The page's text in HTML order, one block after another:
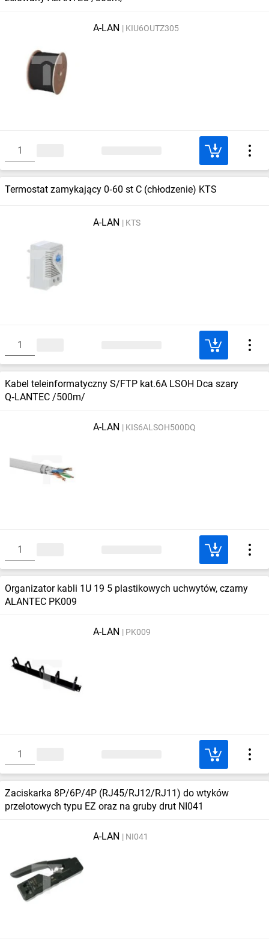
A-LAN KIU6OUTZ305
Termostat zamykający 0‑60 st C (chłodzenie) KTS
A-LAN KTS
Kabel teleinformatyczny S/FTP kat.6A LSOH Dca szary
Q‑LANTEC /500m/
A-LAN KIS6ALSOH500DQ
Organizator kabli 1U 19 5 plastikowych uchwytów, czarny
ALANTEC PK009
A-LAN PK009
Zaciskarka 8P/6P/4P (RJ45/RJ12/RJ11) do wtyków
przelotowych typu EZ oraz na gruby drut NI041
A-LAN NI041